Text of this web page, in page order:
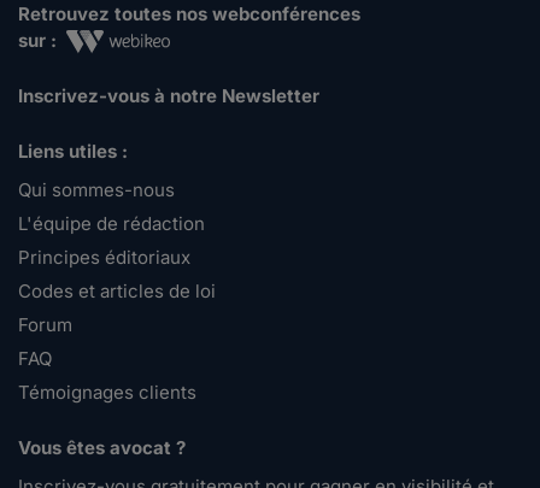
Retrouvez toutes nos webconférences
sur :
Inscrivez-vous à notre Newsletter
Liens utiles :
Qui sommes-nous
L'équipe de rédaction
Principes éditoriaux
Codes et articles de loi
Forum
FAQ
Témoignages clients
Vous êtes avocat ?